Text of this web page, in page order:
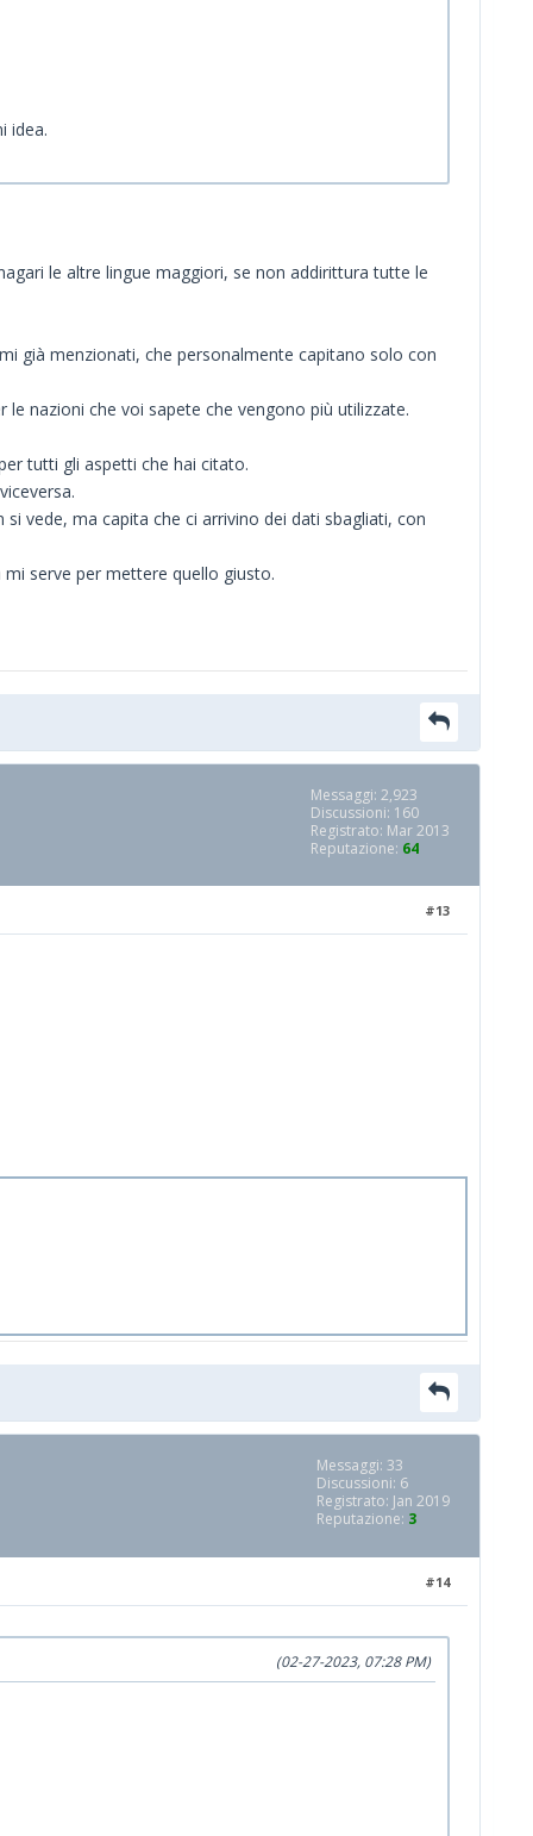
idea.
le altre lingue maggiori, se non addirittura tutte le
già menzionati, che personalmente capitano solo con
nazioni che voi sapete che vengono più utilizzate.
tutti gli aspetti che hai citato.
vede, ma capita che ci arrivino dei dati sbagliati, con
serve per mettere quello giusto.
Messaggi: 2,923
Discussioni: 160
Registrato: Mar 2013
Reputazione: 64
#13
Messaggi: 33
Discussioni: 6
Registrato: Jan 2019
Reputazione: 3
#14
(02-27-2023, 07:28 PM)